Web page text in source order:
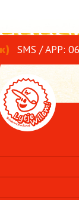
SMS / APP: